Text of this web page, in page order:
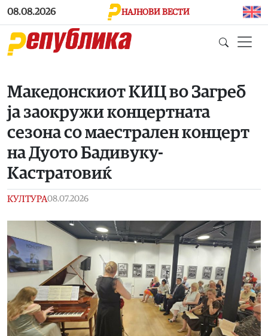
Skip to main content
08.08.2026 НАЈНОВИ ВЕСТИ
Македонскиот КИЦ во Загреб
ја заокружи концертната
сезона со маестрален концерт
на Дуото Бадивуку-
Кастратовиќ
КУЛТУРА08.07.2026